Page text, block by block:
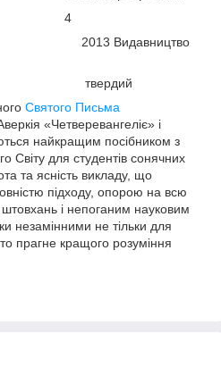
2013 Видавництво
Святого Письма
«Четверевангеліє» і
найкращим посібником з
Світу для студентів сонячних
та ясність викладу, що
підходу, опорою на всю
і непоганим науковим
незамінними не тільки для
прагне кращого розуміння